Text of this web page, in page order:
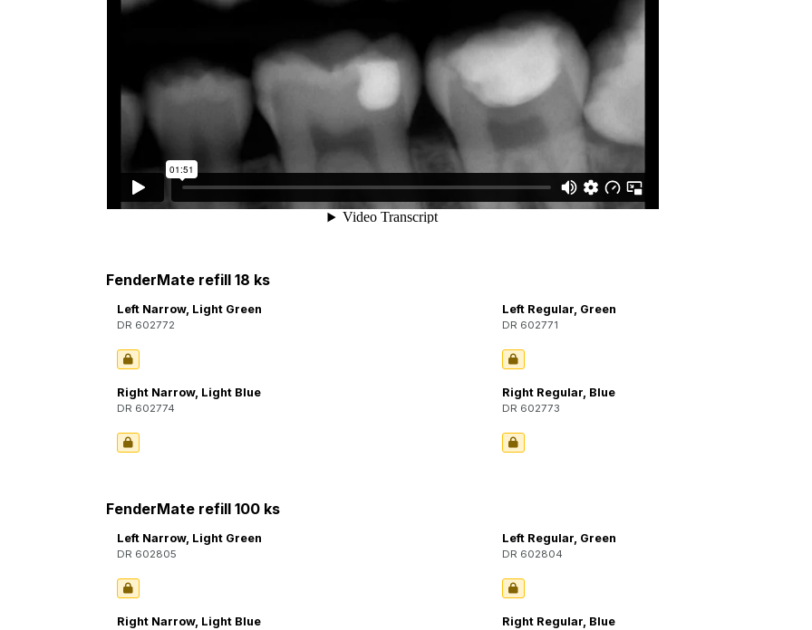
FenderMate refill 18 ks
Left Narrow, Light Green
DR 602772
Left Regular, Green
DR 602771
Right Narrow, Light Blue
DR 602774
Right Regular, Blue
DR 602773
FenderMate refill 100 ks
Left Narrow, Light Green
DR 602805
Left Regular, Green
DR 602804
Right Narrow, Light Blue Right Regular, Blue